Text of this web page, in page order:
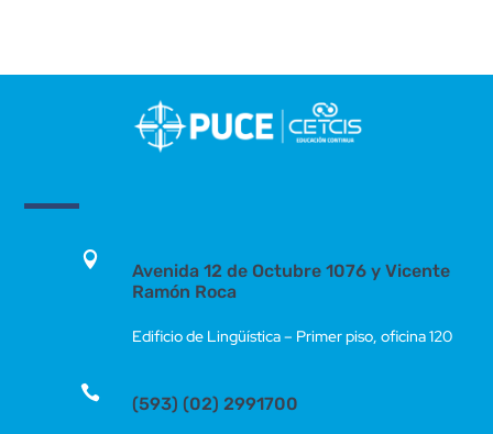
en
Educación
Superior
2025-

Avenida 12 de Octubre 1076 y Vicente
Ramón Roca
Edificio de Lingüística – Primer piso, oficina 120

(593) (02) 2991700